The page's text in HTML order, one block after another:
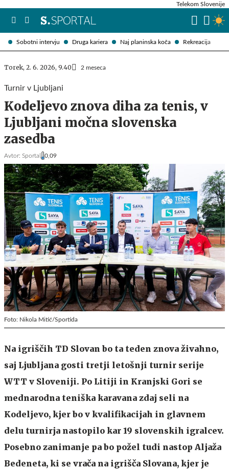
Sobotni intervju Druga kariera Naj planinska koča Rekreacija
Telekom Slovenije
Torek, 2. 6. 2026, 9.40 2 meseca
Turnir v Ljubljani
Kodeljevo znova diha za tenis, v
Ljubljani močna slovenska
zasedba
Avtor: Sportal 0,09
Foto: Nikola Mitić/Sportida
Na igriščih TD Slovan bo ta teden znova živahno,
saj Ljubljana gosti tretji letošnji turnir serije
WTT v Sloveniji. Po Litiji in Kranjski Gori se
mednarodna teniška karavana zdaj seli na
Kodeljevo, kjer bo v kvalifikacijah in glavnem
delu turnirja nastopilo kar 19 slovenskih igralcev.
Posebno zanimanje pa bo požel tudi nastop Aljaža
Bedeneta, ki se vrača na igrišča Slovana, kjer je